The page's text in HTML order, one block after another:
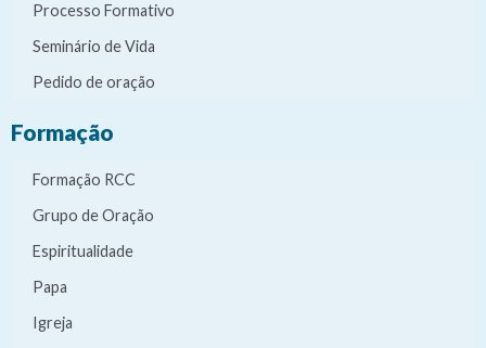
Processo Formativo
Seminário de Vida
Pedido de oração
Formação
Formação RCC
Grupo de Oração
Espiritualidade
Papa
Igreja